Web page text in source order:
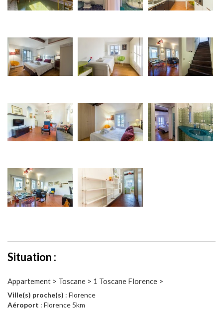
Situation :
Appartement > Toscane > 1 Toscane Florence >
Ville(s) proche(s) : Florence
Aéroport : Florence 5km